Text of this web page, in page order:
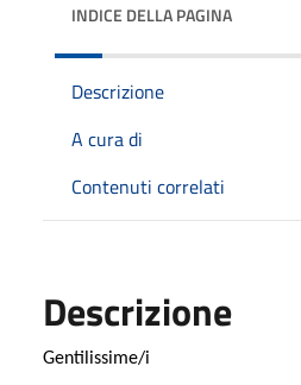
INDICE DELLA PAGINA
Descrizione
A cura di
Contenuti correlati
Descrizione
Gentilissime/i